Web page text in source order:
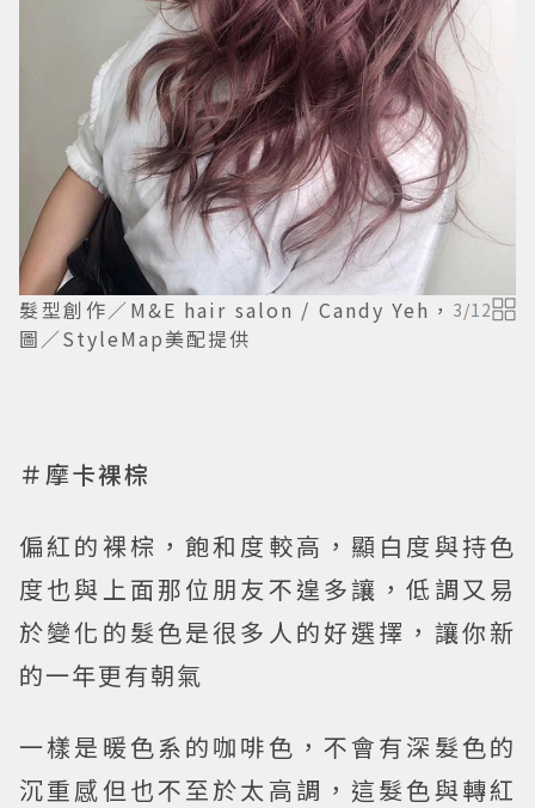
髮型創作／M&E hair salon / Candy Yeh，
圖／StyleMap美配提供
3/12
＃摩卡裸棕
偏紅的裸棕，飽和度較高，顯白度與持色
度也與上面那位朋友不遑多讓，低調又易
於變化的髮色是很多人的好選擇，讓你新
的一年更有朝氣
一樣是暖色系的咖啡色，不會有深髮色的
沉重感但也不至於太高調，這髮色與轉紅